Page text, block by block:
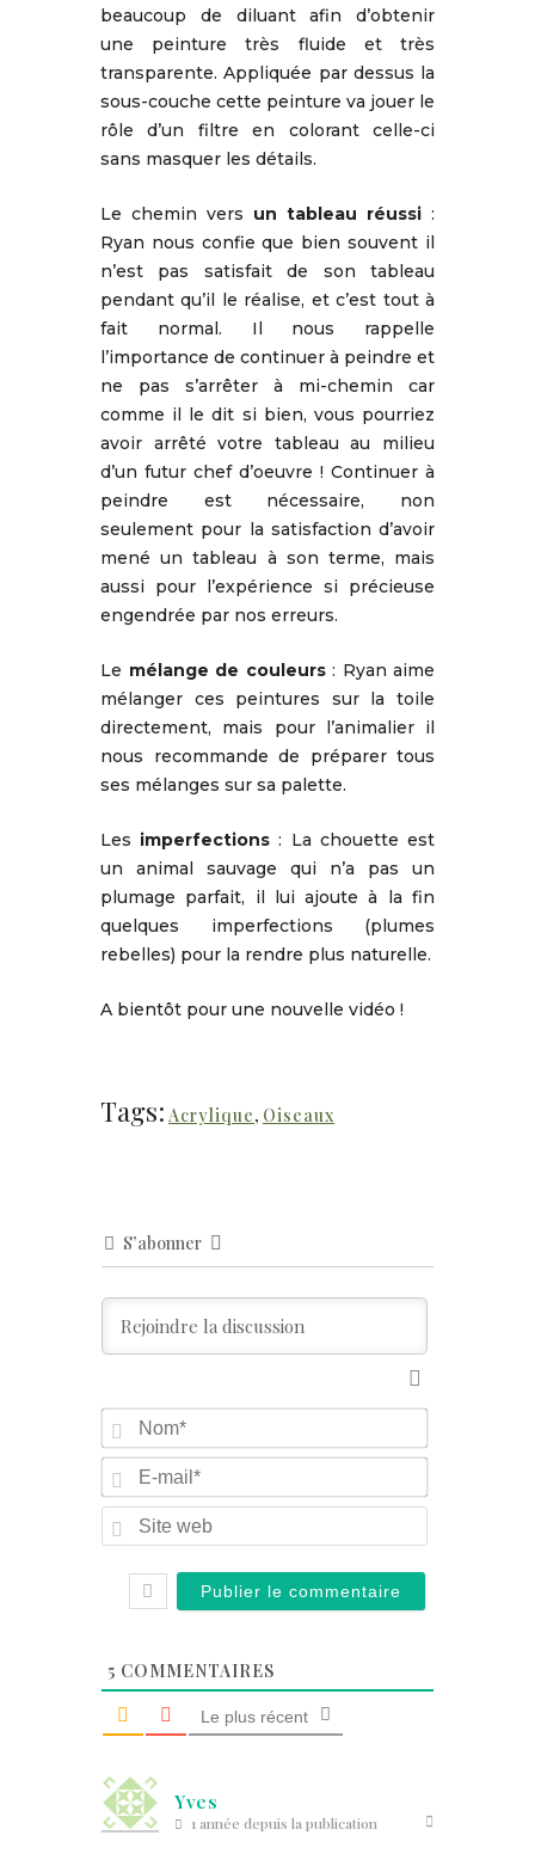
beaucoup de diluant afin d’obtenir
une peinture très fluide et très
transparente. Appliquée par dessus la
sous-couche cette peinture va jouer le
rôle d’un filtre en colorant celle-ci
sans masquer les détails.
Le chemin vers un tableau réussi :
Ryan nous confie que bien souvent il
n’est pas satisfait de son tableau
pendant qu’il le réalise, et c’est tout à
fait normal. Il nous rappelle
l’importance de continuer à peindre et
ne pas s’arrêter à mi-chemin car
comme il le dit si bien, vous pourriez
avoir arrêté votre tableau au milieu
d’un futur chef d’oeuvre ! Continuer à
peindre est nécessaire, non
seulement pour la satisfaction d’avoir
mené un tableau à son terme, mais
aussi pour l’expérience si précieuse
engendrée par nos erreurs.
Le mélange de couleurs: Ryan aime
mélanger ces peintures sur la toile
directement, mais pour l’animalier il
nous recommande de préparer tous
ses mélanges sur sa palette.
Les imperfections : La chouette est
un animal sauvage qui n’a pas un
plumage parfait, il lui ajoute à la fin
quelques imperfections (plumes
rebelles) pour la rendre plus naturelle.
A bientôt pour une nouvelle vidéo !
Tags: Acrylique, Oiseaux
S’abonner
E-
mail*
web
5 COMMENTAIRES
Le plus récent
Yves
1 année depuis la publication